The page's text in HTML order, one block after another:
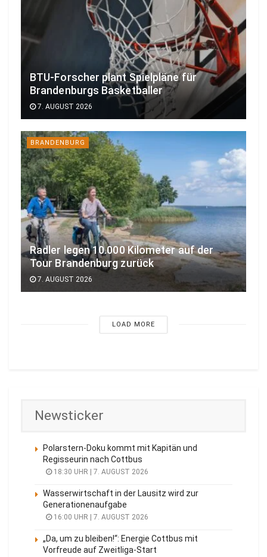
BTU-Forscher plant Spielpläne für
Brandenburgs Basketballer
7. AUGUST 2026
BRANDENBURG
Radler legen 10.000 Kilometer auf der
Tour Brandenburg zurück
7. AUGUST 2026
LOAD MORE
Newsticker
Polarstern-Doku kommt mit Kapitän und
Regisseurin nach Cottbus
18:30 UHR | 7. AUGUST 2026
Wasserwirtschaft in der Lausitz wird zur
Generationenaufgabe
16:00 UHR | 7. AUGUST 2026
„Da, um zu bleiben!“: Energie Cottbus mit
Vorfreude auf Zweitliga-Start